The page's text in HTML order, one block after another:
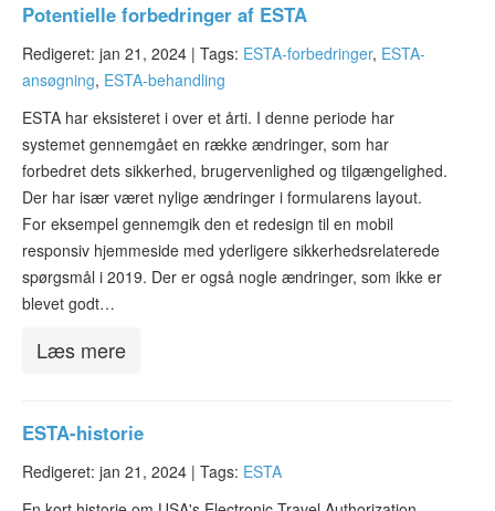
Potentielle forbedringer af ESTA
Redigeret: jan 21, 2024 | Tags: ESTA-forbedringer, ESTA-
ansøgning, ESTA-behandling
ESTA har eksisteret i over et årti. I denne periode har
systemet gennemgået en række ændringer, som har
forbedret dets sikkerhed, brugervenlighed og tilgængelighed.
Der har især været nylige ændringer i formularens layout.
For eksempel gennemgik den et redesign til en mobil
responsiv hjemmeside med yderligere sikkerhedsrelaterede
spørgsmål i 2019. Der er også nogle ændringer, som ikke er
blevet godt…
Læs mere
ESTA-historie
Redigeret: jan 21, 2024 | Tags: ESTA